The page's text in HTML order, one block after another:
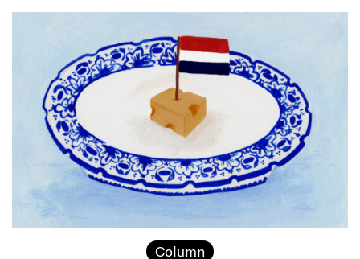
Column